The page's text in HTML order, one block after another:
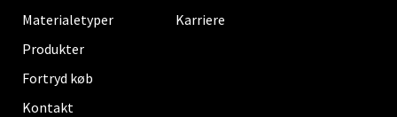
Materialetyper
Produkter
Fortryd køb
Karriere
Kontakt